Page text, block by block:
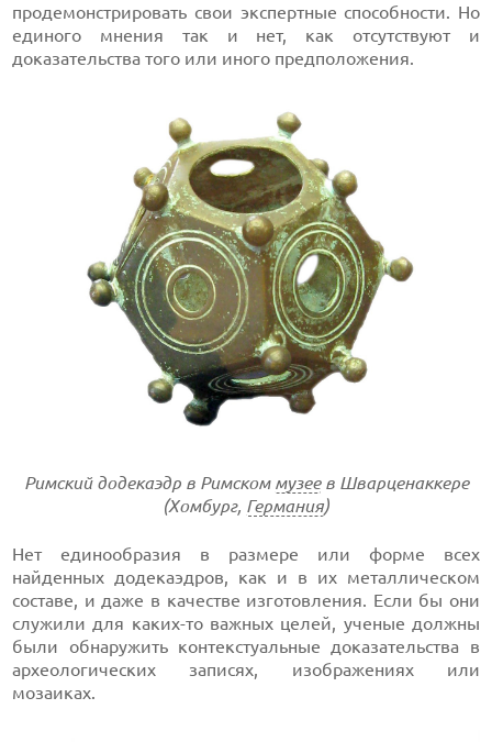
продемонстрировать свои экспертные способности. Но
единого мнения так и нет, как отсутствуют и
доказательства того или иного предположения.
Римский додекаэдр в Римском музеев Шварценаккере
(Хомбург, Германия)
Нет единообразия в размере или форме всех
найденных додекаэдров, как и в их металлическом
составе, и даже в качестве изготовления. Если бы они
служили для каких-то важных целей, ученые должны
были обнаружить контекстуальные доказательства в
археологических записях, изображениях или
мозаиках.